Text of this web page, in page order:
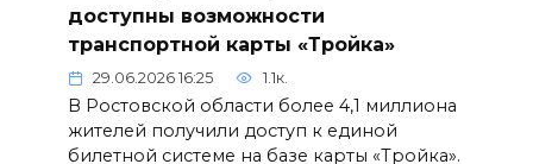
доступны возможности
транспортной карты «Тройка»
29.06.2026 16:25 1.1к.
В Ростовской области более 4,1 миллиона
жителей получили доступ к единой
билетной системе на базе карты «Тройка».